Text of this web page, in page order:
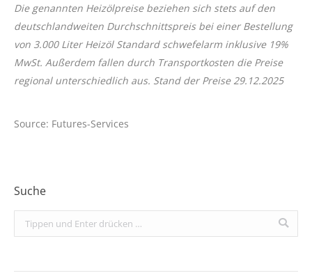
Die genannten Heizölpreise beziehen sich stets auf den
deutschlandweiten Durchschnittspreis bei einer Bestellung
von 3.000 Liter Heizöl Standard schwefelarm inklusive 19%
MwSt. Außerdem fallen durch Transportkosten die Preise
regional unterschiedlich aus. Stand der Preise 29.12.2025
Source: Futures-Services
Suche
Search: